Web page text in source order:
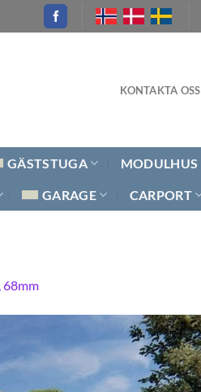
KONTAKTA OSS
GÄSTSTUGA MODULHUS
GARAGE CARPORT
68mm